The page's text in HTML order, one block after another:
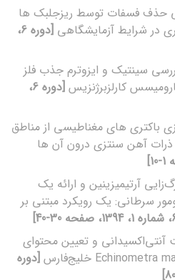
حذف فسفات توسط ریزجلبک ها
در شرایط آزمایشگاهی
[دوره 6،
سینتیک و ایزوترم جذب فلز
کارلزبرژنزیس
[دوره 6،
باکتری های مغناطیسی از مناطق
ذرات آهن سنتزی درون آن ها
آرتیمیزینین و ارائه یک
سرطانی: یک رویکرد مبتنی بر
آنتی‌اکسیدانی و تعیین محتوای
[دوره